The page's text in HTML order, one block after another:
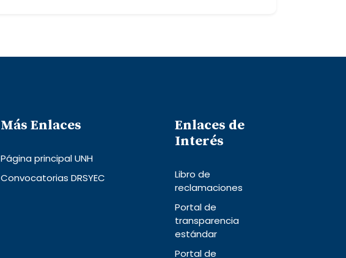
Más Enlaces
Página principal UNH
Convocatorias DRSYEC
Enlaces de
Interés
Libro de
reclamaciones
Portal de
transparencia
estándar
Portal de